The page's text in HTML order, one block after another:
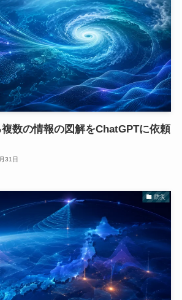
数の情報の図解をChatGPTに依頼
31日
防災